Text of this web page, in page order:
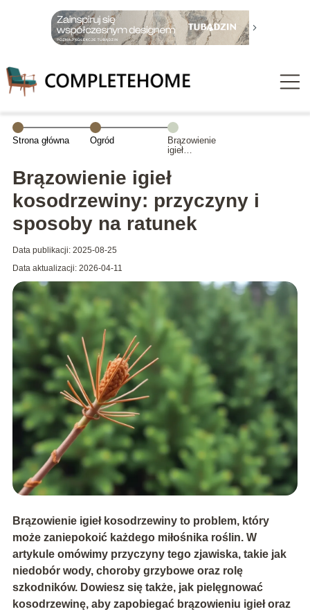
Strona główna Ogród
Brązowienie
igieł
przyczyny i
sposoby na
Brązowienie igieł
kosodrzewiny: przyczyny i
sposoby na ratunek
Data publikacji: 2025-08-25
Data aktualizacji: 2026-04-11
Brązowienie igieł kosodrzewiny to problem, który
może zaniepokoić każdego miłośnika roślin. W
artykule omówimy przyczyny tego zjawiska, takie jak
niedobór wody, choroby grzybowe oraz rolę
szkodników. Dowiesz się także, jak pielęgnować
kosodrzewinę, aby zapobiegać brązowieniu igieł oraz